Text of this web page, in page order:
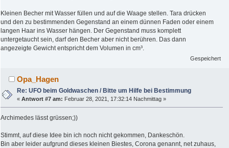
Kleinen Becher mit Wasser füllen und auf die Waage stellen. Tara drücken
und den zu bestimmenden Gegenstand an einem dünnen Faden oder einem
langen Haar ins Wasser hängen. Der Gegenstand muss komplett
untergetaucht sein, darf den Becher aber nicht berühren. Das dann
angezeigte Gewicht entspricht dem Volumen in cm³.
Gespeichert
Opa_Hagen
Re: UFO beim Goldwaschen / Bitte um Hilfe bei Bestimmung
«Antwort #7 am: Februar 28, 2021, 17:32:14 Nachmittag »
Archimedes lässt grüssen;))
Stimmt, auf diese Idee bin ich noch nicht gekommen, Dankeschön.
Bin aber leider aufgrund dieses kleinen Biestes, Corona genannt, net zuhaus,